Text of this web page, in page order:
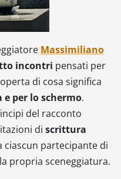
Massimiliano
incontri pensati per
di cosa significa
e per lo schermo.
del racconto
di scrittura
ciascun partecipante di
propria sceneggiatura.